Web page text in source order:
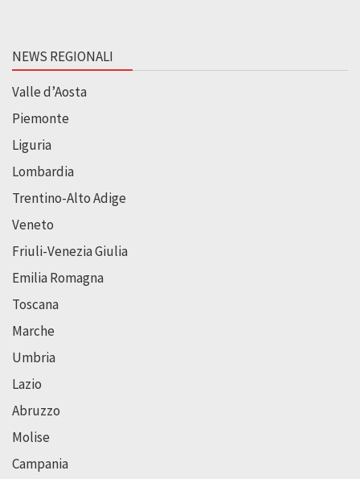
NEWS REGIONALI
Valle d’Aosta
Piemonte
Liguria
Lombardia
Trentino-Alto Adige
Veneto
Friuli-Venezia Giulia
Emilia Romagna
Toscana
Marche
Umbria
Lazio
Abruzzo
Molise
Campania